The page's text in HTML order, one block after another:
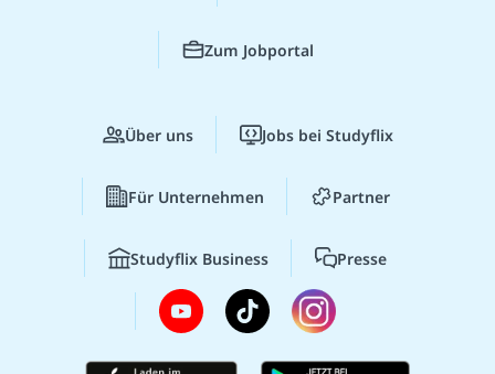
Zum Jobportal
Über uns Jobs bei Studyflix
Für Unternehmen Partner
Studyflix Business Presse